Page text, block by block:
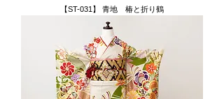
【ST-031】 青地 椿と折り鶴